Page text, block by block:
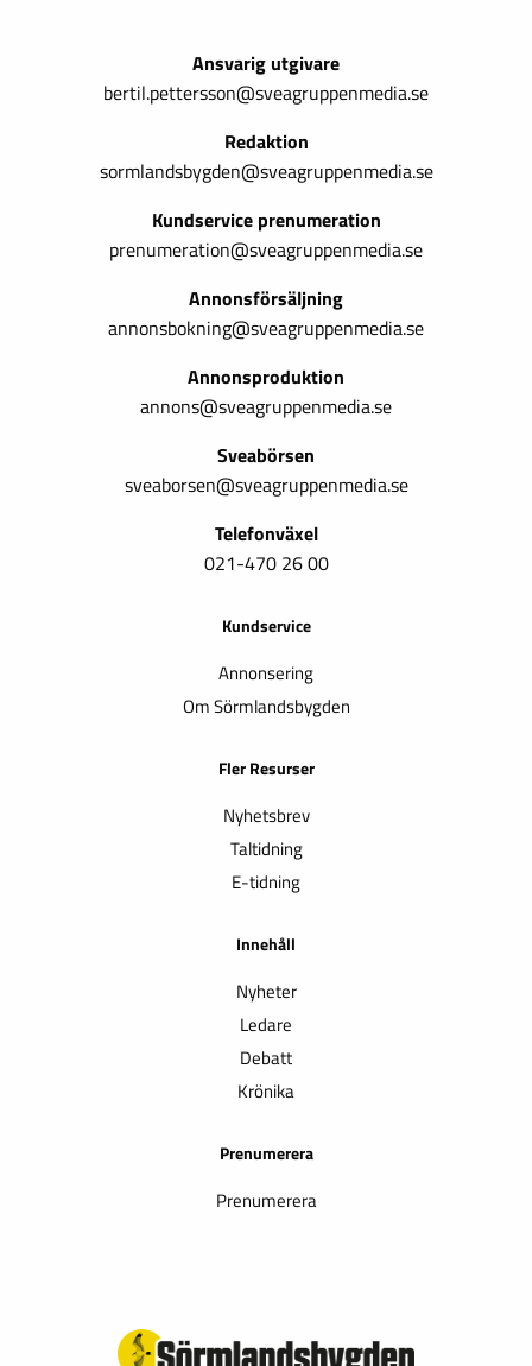
Ansvarig utgivare
bertil.pettersson@sveagruppenmedia.se
Redaktion
sormlandsbygden@sveagruppenmedia.se
Kundservice prenumeration
prenumeration@sveagruppenmedia.se
Annonsförsäljning
annonsbokning@sveagruppenmedia.se
Annonsproduktion
annons@sveagruppenmedia.se
Sveabörsen
sveaborsen@sveagruppenmedia.se
Telefonväxel
021-470 26 00
Kundservice
Annonsering
Om Sörmlandsbygden
Fler Resurser
Nyhetsbrev
Taltidning
E-tidning
Innehåll
Nyheter
Ledare
Debatt
Krönika
Prenumerera
Prenumerera